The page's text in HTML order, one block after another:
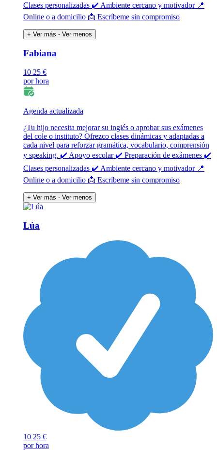
Clases personalizadas ✔️ Ambiente cercano y motivador 📍
Online o a domicilio 📩 Escríbeme sin compromiso
+ Ver más - Ver menos
Fabiana
10 25 €
por hora
Agenda actualizada
¿Tu hijo necesita mejorar su inglés o aprobar sus exámenes
del cole o instituto? Ofrezco clases dinámicas y adaptadas a
cada nivel para reforzar gramática, vocabulario, comprensión
y speaking. ✔️ Apoyo escolar ✔️ Preparación de exámenes ✔️
Clases personalizadas ✔️ Ambiente cercano y motivador 📍
Online o a domicilio 📩 Escríbeme sin compromiso
+ Ver más - Ver menos
Lúa
10 25 €
por hora